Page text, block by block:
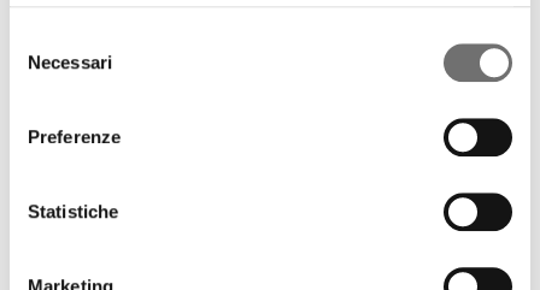
delNecessari
Preferenze
Statistiche
2013)